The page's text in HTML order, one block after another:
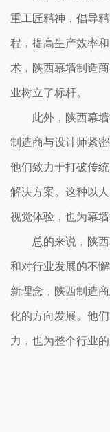
重工匠精神，倡导
程，提高生产效率
术，陕西幕墙制造
业树立了标杆。
此外，陕西幕
制造商与设计师紧
他们致力于打破传
解决方案。这种以
视觉体验，也为幕
总的来说，陕
和对行业发展的不
新理念，陕西制造
化的方向发展。他
力，也为整个行业